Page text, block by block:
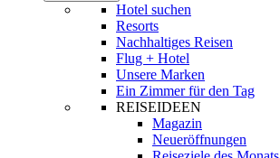
Hotel suchen
Resorts
Nachhaltiges Reisen
Flug + Hotel
Unsere Marken
Ein Zimmer für den Tag
REISEIDEEN
Magazin
Neueröffnungen